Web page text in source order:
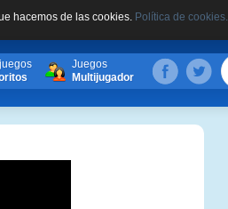
hacemos de las cookies. Política de cookies.
Juegos
Multijugador